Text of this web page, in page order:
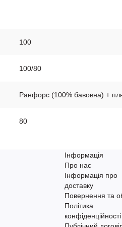
100
100/80
Ранфорс (100% бавовна) +
80
Інформація
Про нас
Інформація про
доставку
Повернення та
Політика
конфіденційності